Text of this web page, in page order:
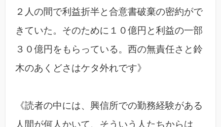
２人の間で利益折半と合意書破棄の密約がで
きていた。そのために１０億円と利益の一部
３０億円をもらっている。西の無責任さと鈴
木のあくどさはケタ外れです》
《読者の中には、興信所での勤務経験がある
人間が何人かいて、そういう人たちからは